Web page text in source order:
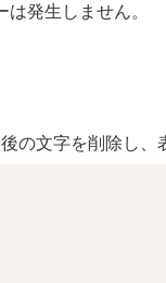
発生しません。
の文字を削除し、